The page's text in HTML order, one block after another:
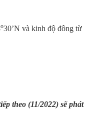
o30’N và kinh độ đông từ
theo (11/2022) sẽ phát